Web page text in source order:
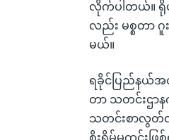
လိုက်ပါတယ်။ ရို
လည်း မစ္စတာ
မယ်။
ရခိုင်ပြည်နယ်
တာ သတင်းဌာ
သတင်းစာလွတ်